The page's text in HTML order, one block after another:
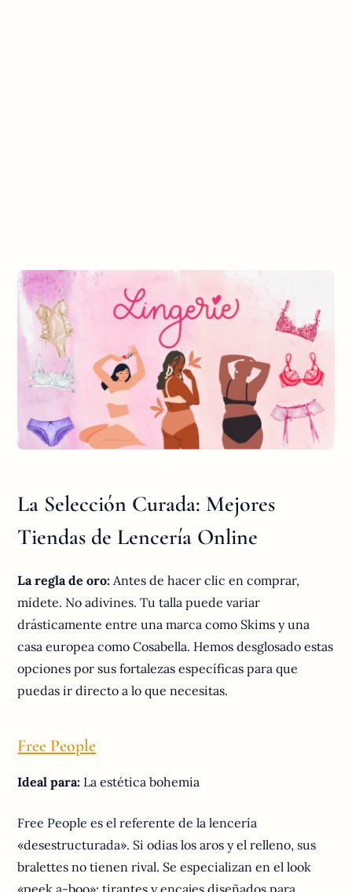
La Selección Curada: Mejores
Tiendas de Lencería Online
La regla de oro: Antes de hacer clic en comprar,
mídete. No adivines. Tu talla puede variar
drásticamente entre una marca como Skims y una
casa europea como Cosabella. Hemos desglosado estas
opciones por sus fortalezas específicas para que
puedas ir directo a lo que necesitas.
Free People
Ideal para: La estética bohemia
Free People es el referente de la lencería
«desestructurada». Si odias los aros y el relleno, sus
bralettes no tienen rival. Se especializan en el look
«peek a-boo»: tirantes y encajes diseñados para